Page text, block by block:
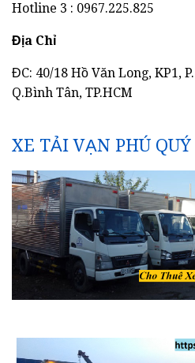
Hotline 3 : 0967.225.825
Địa Chỉ
ĐC: 40/18 Hồ Văn Long, KP1,
Q.Bình Tân, TP.HCM
XE TẢI VẠN PHÚ QUÝ